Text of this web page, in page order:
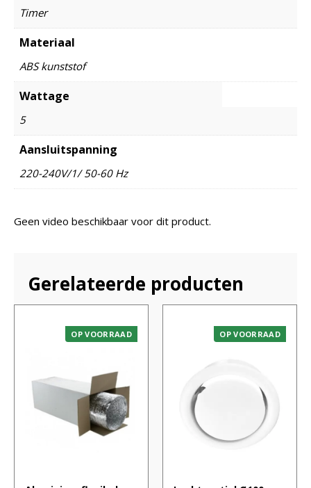
Timer
Materiaal
ABS kunststof
Wattage
5
Aansluitspanning
220-240V/1/ 50-60 Hz
Geen video beschikbaar voor dit product.
Gerelateerde producten
OP VOORRAAD OP VOORRAAD